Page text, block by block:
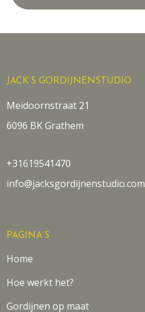
JACK’S GORDIJNENSTUDIO
Meidoornstraat 21
6096 BK Grathem
+31619541470
info@jacksgordijnenstudio.com
PAGINA’S
Home
Hoe werkt het?
Gordijnen op maat